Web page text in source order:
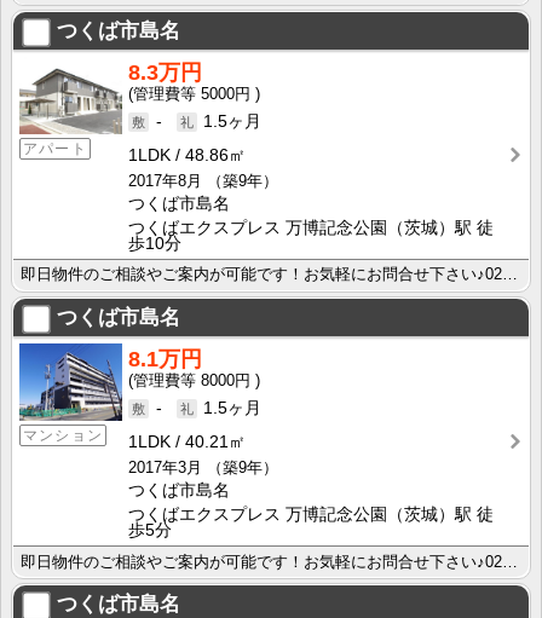
つくば市島名
アパート
8.3万円
5000円
-
1.5ヶ月
1LDK
48.86㎡
2017年8月
（築9年）
つくば市島名
つくばエクスプレス 万博記念公園（茨城）駅 徒
歩10分
即日物件のご相談やご案内が可能です！お気軽にお問合せ下さい♪029-863-3939
つくば市島名
マンション
8.1万円
8000円
-
1.5ヶ月
1LDK
40.21㎡
2017年3月
（築9年）
つくば市島名
つくばエクスプレス 万博記念公園（茨城）駅 徒
歩5分
つくば市島名